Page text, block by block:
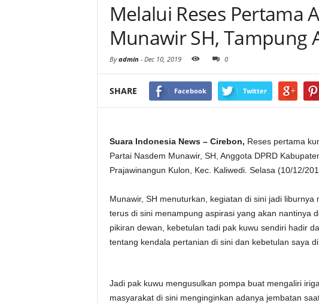
Melalui Reses Pertama
Munawir SH, Tampung
Byadmin - Dec 10, 2019 0
SHARE Facebook Twitter
Suara Indonesia News – Cirebon, Reses pertama
Partai Nasdem Munawir, SH, Anggota DPRD
Prajawinangun Kulon, Kec. Kaliwedi. Selasa (10/12/
Munawir, SH menuturkan, kegiatan di sini jadi
terus di sini menampung aspirasi yang akan nantinya
pikiran dewan, kebetulan tadi pak kuwu sendiri hadir
tentang kendala pertanian di sini dan kebetulan saya
Jadi pak kuwu mengusulkan pompa buat mengaliri
masyarakat di sini menginginkan adanya jembatan